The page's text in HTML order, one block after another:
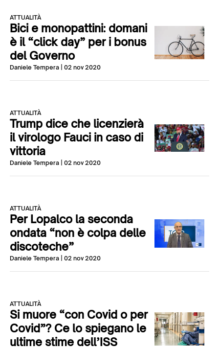
ATTUALITÀ
Bici e monopattini: domani
è il “click day” per i bonus
del Governo
Daniele Tempera | 02 nov 2020
ATTUALITÀ
Trump dice che licenzierà
il virologo Fauci in caso di
vittoria
Daniele Tempera | 02 nov 2020
ATTUALITÀ
Per Lopalco la seconda
ondata “non è colpa delle
discoteche”
Daniele Tempera | 02 nov 2020
ATTUALITÀ
Si muore “con Covid o per
Covid”? Ce lo spiegano le
ultime stime dell’ISS